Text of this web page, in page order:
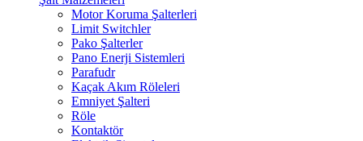
Motor Koruma Şalterleri
Limit Switchler
Pako Şalterler
Pano Enerji Sistemleri
Parafudr
Kaçak Akım Röleleri
Emniyet Şalteri
Röle
Kontaktör